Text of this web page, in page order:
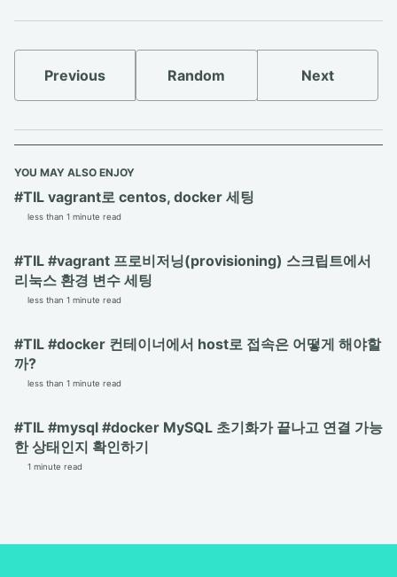
Previous Random Next
YOU MAY ALSO ENJOY
#TIL vagrant로 centos, docker 세팅
less than 1 minute read
#TIL #vagrant 프로비저닝(provisioning) 스크립트에서
리눅스 환경 변수 세팅
less than 1 minute read
#TIL #docker 컨테이너에서 host로 접속은 어떻게 해야할
까?
less than 1 minute read
#TIL #mysql #docker MySQL 초기화가 끝나고 연결 가능
한 상태인지 확인하기
1 minute read